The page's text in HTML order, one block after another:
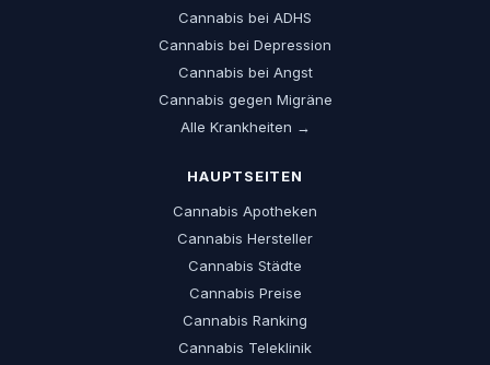
Cannabis bei ADHS
Cannabis bei Depression
Cannabis bei Angst
Cannabis gegen Migräne
Alle Krankheiten →
HAUPTSEITEN
Cannabis Apotheken
Cannabis Hersteller
Cannabis Städte
Cannabis Preise
Cannabis Ranking
Cannabis Teleklinik